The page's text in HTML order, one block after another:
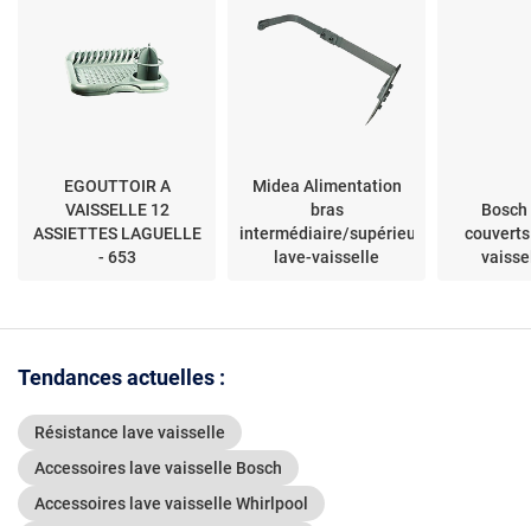
EGOUTTOIR A
VAISSELLE 12
ASSIETTES LAGUELLE
- 653
Midea Alimentation
bras
intermédiaire/supérieur
lave-vaisselle
Tendances actuelles :
Résistance lave vaisselle
Accessoires lave vaisselle Bosch
Accessoires lave vaisselle Whirlpool